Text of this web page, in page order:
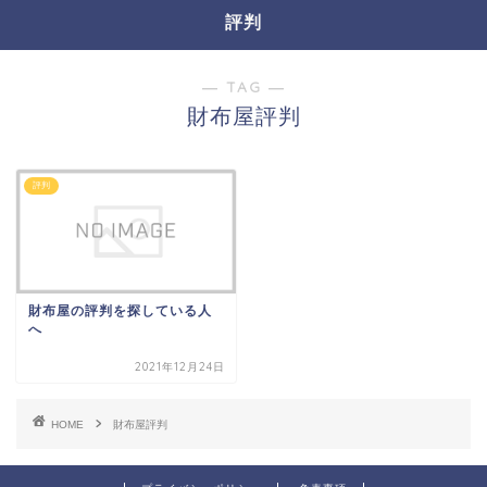
評判
― TAG ―
財布屋評判
評判
財布屋の評判を探している人
へ
2021年12月24日
HOME 財布屋評判